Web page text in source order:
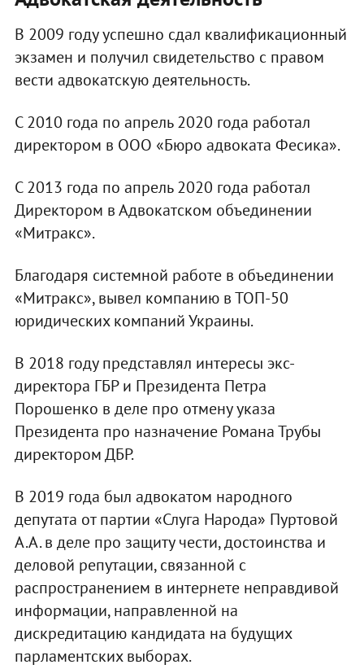
В 2009 году успешно сдал квалификационный
экзамен и получил свидетельство с правом
вести адвокатскую деятельность.
С 2010 года по апрель 2020 года работал
директором в ООО «Бюро адвоката Фесика».
С 2013 года по апрель 2020 года работал
Директором в Адвокатском объединении
«Митракс».
Благодаря системной работе в объединении
«Митракс», вывел компанию в ТОП-50
юридических компаний Украины.
В 2018 году представлял интересы экс-
директора ГБР и Президента Петра
Порошенко в деле про отмену указа
Президента про назначение Романа Трубы
директором ДБР.
В 2019 года был адвокатом народного
депутата от партии «Слуга Народа» Пуртовой
А.А. в деле про защиту чести, достоинства и
деловой репутации, связанной с
распространением в интернете неправдивой
информации, направленной на
дискредитацию кандидата на будущих
парламентских выборах.